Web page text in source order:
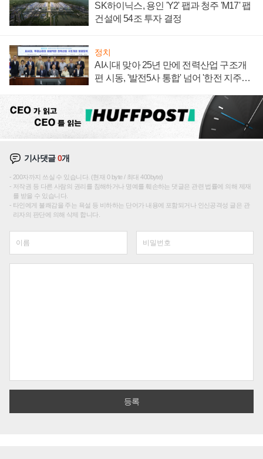
SK하이닉스, 용인 'Y2' 팹과 청주 'M17' 팹
건설에 54조 투자 결정
정치
AI시대 맞아 25년 만에 전력산업 구조개
편 시동, '발전5사 통합' 넘어 '한전 지주사'
기사댓글0개
200자까지 쓰실 수 있습니다. (현재 0 byte / 최대 400byte)
저작권 등 다른 사람의 권리를 침해하거나 명예를 훼손하는 댓글은 관련 법률에 의해 제재
를 받을 수 있습니다.
타인에게 불쾌감을 주는 욕설 등 비하하는 단어가 내용에 포함되거나 인신공격성 글은 관
리자의 판단에 의해 삭제 합니다.